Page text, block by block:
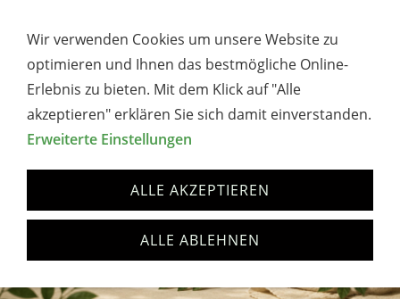
Wir verwenden Cookies um unsere Website zu
optimieren und Ihnen das bestmögliche Online-
Erlebnis zu bieten. Mit dem Klick auf "Alle
akzeptieren" erklären Sie sich damit einverstanden.
Erweiterte Einstellungen
ALLE AKZEPTIEREN
ALLE ABLEHNEN